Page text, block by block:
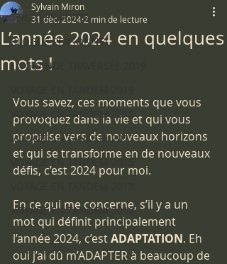
TOUS LES POSTS
BLOGUE PERSONNEL
LA GRANDE TRAVERSÉE 2019
VOYAGE EN TANDEM 2018
VOYAGE EN TANDEM 2017
VOYAGE EN TANDEM 2015
VOYAGE EN TANDEM 2012
L’année 2024 en quelques
mots !
Sylvain Miron
31 déc. 2024 2 min de lecture
Vous savez, ces moments que vous
provoquez dans la vie et qui vous
propulse vers de nouveaux horizons
et qui se transforme en de nouveaux
défis, c’est 2024 pour moi.
En ce qui me concerne, s’il y a un
mot qui définit principalement
l’année 2024, c’est ADAPTATION. Eh
oui j’ai dû m’ADAPTER à beaucoup de